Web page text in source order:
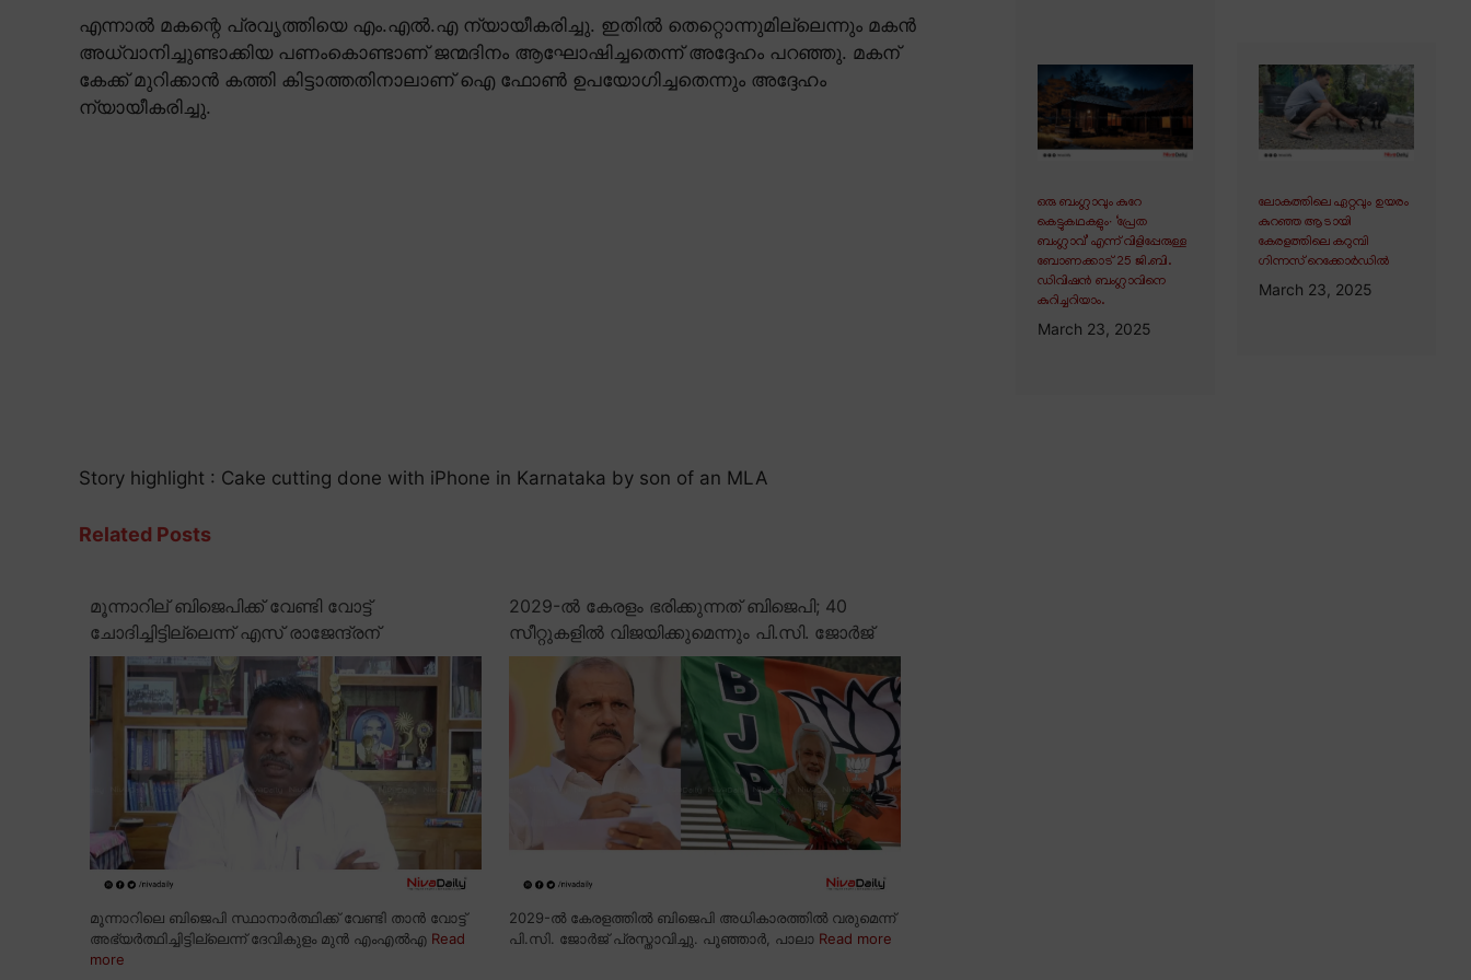
എന്നാൽ മകന്റെ പ്രവൃത്തിയെ എം.എൽ.എ ന്യായീകരിച്ചു. ഇതിൽ തെറ്റൊന്നുമില്ലെന്നും മകൻ
അധ്വാനിച്ചുണ്ടാക്കിയ പണംകൊണ്ടാണ് ജന്മദിനം ആഘോഷിച്ചതെന്ന് അദ്ദേഹം പറഞ്ഞു. മകന്
കേക്ക് മുറിക്കാൻ കത്തി കിട്ടാത്തതിനാലാണ് ഐ ഫോൺ ഉപയോഗിച്ചതെന്നും അദ്ദേഹം
ന്യായീകരിച്ചു.
Story highlight : Cake cutting done with iPhone in Karnataka by son of an MLA
Related Posts
മൂന്നാറില് ബിജെപിക്ക് വേണ്ടി വോട്ട്
ചോദിച്ചിട്ടില്ലെന്ന് എസ് രാജേന്ദ്രന്
മൂന്നാറിലെ ബിജെപി സ്ഥാനാർത്ഥിക്ക് വേണ്ടി താൻ വോട്ട്
അഭ്യർത്ഥിച്ചിട്ടില്ലെന്ന് ദേവികുളം മുൻ എംഎൽഎ Read
more
2029-ൽ കേരളം ഭരിക്കുന്നത് ബിജെപി; 40
സീറ്റുകളിൽ വിജയിക്കുമെന്നും പി.സി. ജോർജ്
2029-ൽ കേരളത്തിൽ ബിജെപി അധികാരത്തിൽ വരുമെന്ന്
പി.സി. ജോർജ് പ്രസ്താവിച്ചു. പൂഞ്ഞാർ, പാലാ Read more
ഒരു ബംഗ്ലാവും കുറേ
കെട്ടുകഥകളും∙ ‘പ്രേത
ബംഗ്ലാവ്’ എന്ന് വിളിപ്പേരുള്ള
ബോണക്കാട് 25 ജി.ബി.
ഡിവിഷൻ ബംഗ്ലാവിനെ
കുറിച്ചറിയാം.
March 23, 2025
ലോകത്തിലെ ഏറ്റവും ഉയരം
കുറഞ്ഞ ആടായി
കേരളത്തിലെ കറുമ്പി
ഗിന്നസ് റെക്കോർഡിൽ
March 23, 2025